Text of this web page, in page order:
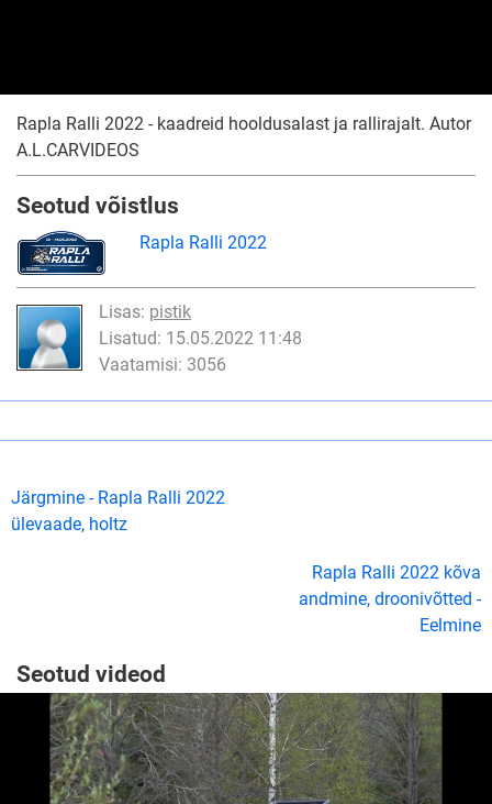
Rapla Ralli 2022 - kaadreid hooldusalast ja rallirajalt. Autor
A.L.CARVIDEOS
Seotud võistlus
Rapla Ralli 2022
Lisas: pistik
Lisatud: 15.05.2022 11:48
Vaatamisi: 3056
Järgmine - Rapla Ralli 2022
ülevaade, holtz
Rapla Ralli 2022 kõva
andmine, droonivõtted -
Eelmine
Seotud videod